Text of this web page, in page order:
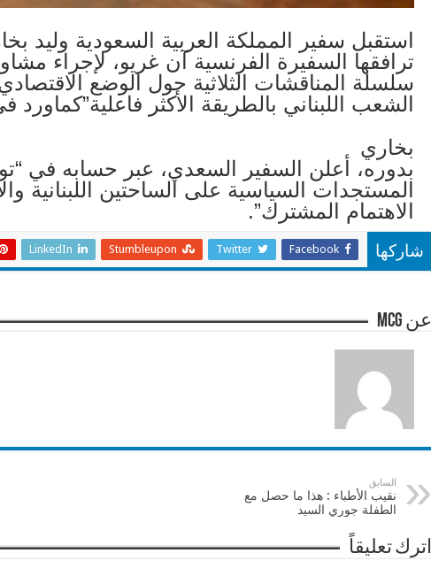
استقبل سفير المملكة العربية السعودية وليد
ترافقها السفيرة الفرنسية آن غريو، لإجراء
سلسلة المناقشات الثلاثية حول الوضع
الشعب اللبناني بالطريقة الأكثر
بخاري
بدوره، أعلن السفير السعدي، عبر حسابه في
المستجدات السياسية على الساحتين اللبنانية
الاهتمام المشترك”.
شاركها Facebook
Twitter
Stumbleupon
LinkedIn
عن mcg
السابق
نقيب الأطباء : هذا ما حصل مع
الطفلة جوري السيد
اترك تعليقاً